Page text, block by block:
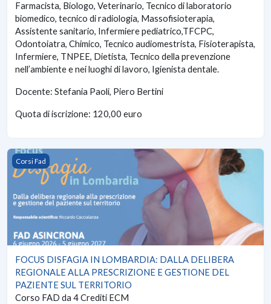
Farmacista, Biologo, Veterinario, Tecnico di laboratorio
biomedico, tecnico di radiologia, Massofisioterapia,
Assistente sanitario, Infermiere pediatrico,TFCPC,
Odontoiatra, Chimico, Tecnico audiomestrista, Fisioterapista,
Infermiere, TNPEE, Dietista, Tecnico della prevenzione
nell’ambiente e nei luoghi di lavoro, Igienista dentale.
Docente: Stefania Paoli, Piero Bertini
Quota di iscrizione: 120,00 euro
FOCUS DISFAGIA IN LOMBARDIA: DALLA DELIBERA
Corsi Fad
FOCUS DISFAGIA IN LOMBARDIA: DALLA DELIBERA
REGIONALE ALLA PRESCRIZIONE E GESTIONE DEL
PAZIENTE SUL TERRITORIO
Corso FAD da 4 Crediti ECM